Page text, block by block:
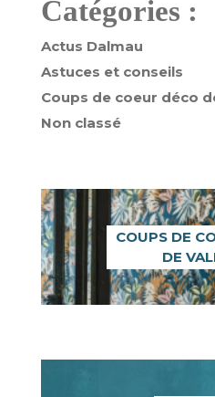
Catégories :
Actus Dalmau
Astuces et conseils
Coups de coeur déco
Non classé
COUPS DE
DE